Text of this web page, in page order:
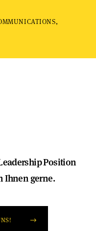
Position
Ihnen gerne.